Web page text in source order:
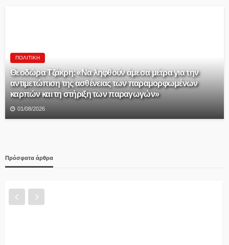
ΠΟΛΙΤΙΚΉ
Θεοδώρα Τζάκρη: «Να ληφθούν άμεσα μέτρα για την
αντιμετώπιση της ασθένειας των παραμορφωμένων
καρπών και τη στήριξη των παραγωγών»
01/08/2026
Πρόσφατα άρθρα